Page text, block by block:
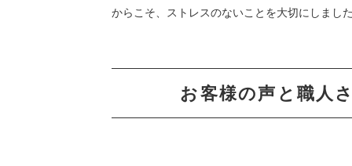
からこそ、ストレスのないことを大切にしまし
お客様の声と職人